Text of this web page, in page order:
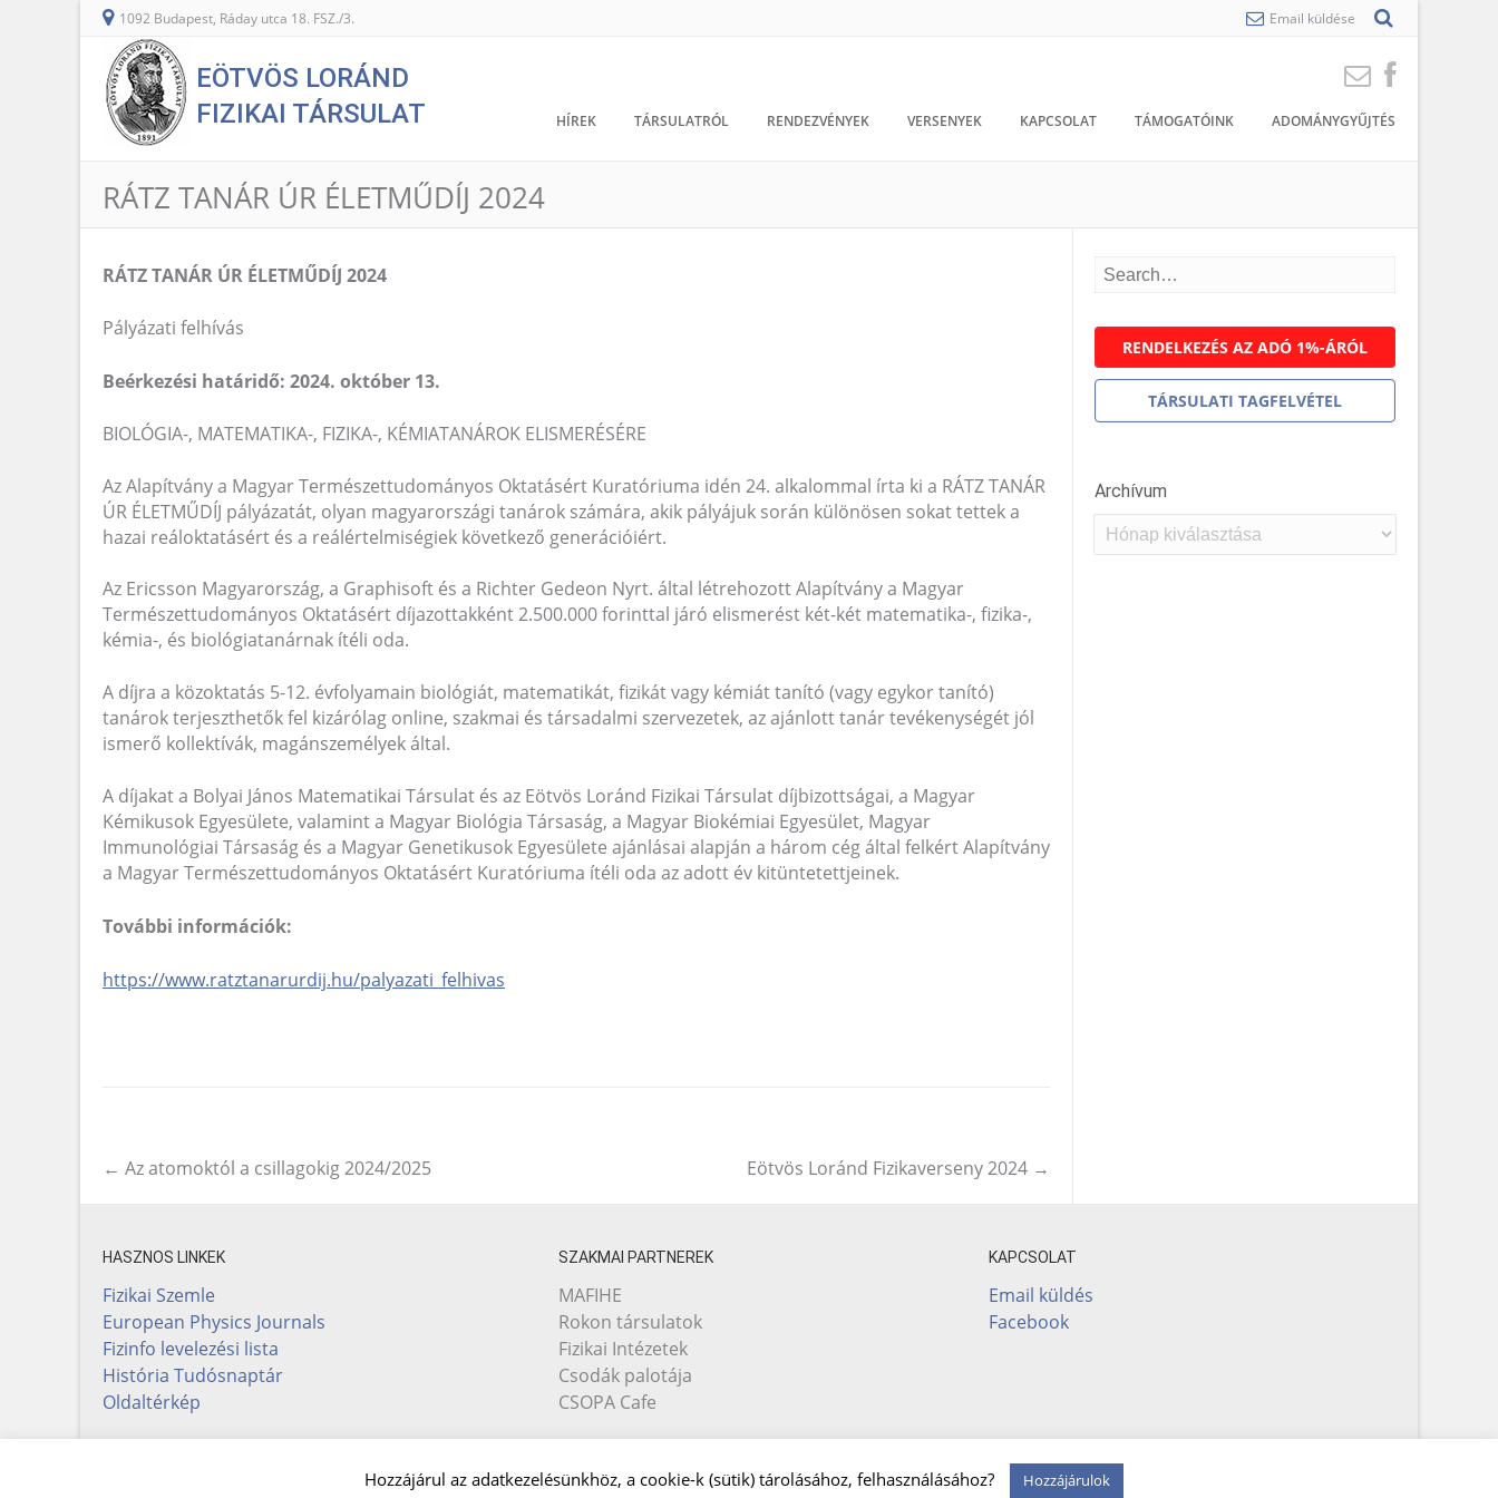
1092 Budapest, Ráday utca 18. FSZ./3. Email küldése
EÖTVÖS LORÁND
FIZIKAI TÁRSULAT
HÍREK TÁRSULATRÓL RENDEZVÉNYEK VERSENYEK KAPCSOLAT TÁMOGATÓINK ADOMÁNYGYŰJTÉS
RÁTZ TANÁR ÚR ÉLETMŰDÍJ 2024
RÁTZ TANÁR ÚR ÉLETMŰDÍJ 2024
Pályázati felhívás
Beérkezési határidő: 2024. október 13.
BIOLÓGIA-, MATEMATIKA-, FIZIKA-, KÉMIATANÁROK ELISMERÉSÉRE
Az Alapítvány a Magyar Természettudományos Oktatásért Kuratóriuma idén 24. alkalommal írta ki a RÁTZ TANÁR
ÚR ÉLETMŰDÍJ pályázatát, olyan magyarországi tanárok számára, akik pályájuk során különösen sokat tettek a
hazai reáloktatásért és a reálértelmiségiek következő generációiért.
Az Ericsson Magyarország, a Graphisoft és a Richter Gedeon Nyrt. által létrehozott Alapítvány a Magyar
Természettudományos Oktatásért díjazottakként 2.500.000 forinttal járó elismerést két-két matematika-, fizika-,
kémia-, és biológiatanárnak ítéli oda.
A díjra a közoktatás 5-12. évfolyamain biológiát, matematikát, fizikát vagy kémiát tanító (vagy egykor tanító)
tanárok terjeszthetők fel kizárólag online, szakmai és társadalmi szervezetek, az ajánlott tanár tevékenységét jól
ismerő kollektívák, magánszemélyek által.
A díjakat a Bolyai János Matematikai Társulat és az Eötvös Loránd Fizikai Társulat díjbizottságai, a Magyar
Kémikusok Egyesülete, valamint a Magyar Biológia Társaság, a Magyar Biokémiai Egyesület, Magyar
Immunológiai Társaság és a Magyar Genetikusok Egyesülete ajánlásai alapján a három cég által felkért Alapítvány
a Magyar Természettudományos Oktatásért Kuratóriuma ítéli oda az adott év kitüntetettjeinek.
További információk:
https://www.ratztanarurdij.hu/palyazati_felhivas
Post navigation
← Az atomoktól a csillagokig 2024/2025 Eötvös Loránd Fizikaverseny 2024 →
RENDELKEZÉS AZ ADÓ 1%-ÁRÓL
TÁRSULATI TAGFELVÉTEL
Archívum
Archívum
HASZNOS LINKEK
Fizikai Szemle
European Physics Journals
Fizinfo levelezési lista
História Tudósnaptár
Oldaltérkép
SZAKMAI PARTNEREK
MAFIHE
Rokon társulatok
Fizikai Intézetek
Csodák palotája
CSOPA Cafe
KAPCSOLAT
Email küldés
Facebook
Hozzájárul az adatkezelésünkhöz, a cookie-k (sütik) tárolásához, felhasználásához? Hozzájárulok